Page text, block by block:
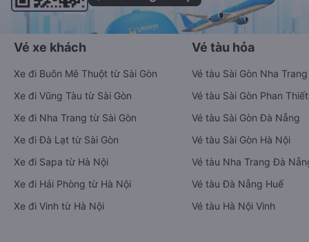
Vé xe khách
Xe đi Buôn Mê Thuột từ Sài Gòn
Xe đi Vũng Tàu từ Sài Gòn
Xe đi Nha Trang từ Sài Gòn
Xe đi Đà Lạt từ Sài Gòn
Xe đi Sapa từ Hà Nội
Xe đi Hải Phòng từ Hà Nội
Xe đi Vinh từ Hà Nội
Vé tàu hỏa
Vé tàu Sài Gòn Nha Trang
Vé tàu Sài Gòn Phan Thiết
Vé tàu Sài Gòn Đà Nẵng
Vé tàu Sài Gòn Hà Nội
Vé tàu Nha Trang Đà
Vé tàu Đà Nẵng Huế
Vé tàu Hà Nội Vinh